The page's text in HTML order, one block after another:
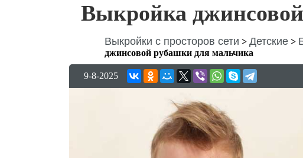
Выкройка
Выкройки с просторов сети > Детские >
джинсовой рубашки для мальчика
9-8-2025